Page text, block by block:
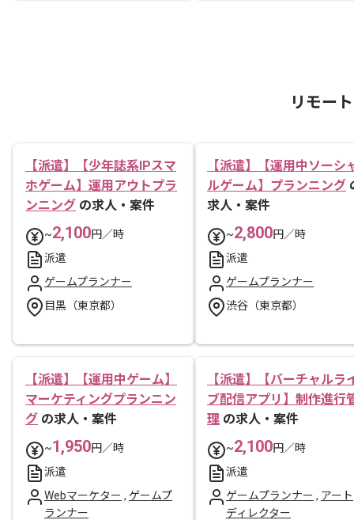
リモー
【派遣】【少年誌系IPスマ
ホゲーム】運用アウトプラ
ンニング の求人・案件
~2,100円／時
派遣
ゲームプランナー
目黒（東京都）
【派遣】【運用中ソーシ
ルゲーム】プランニング
求人・案件
~2,800円／時
派遣
ゲームプランナー
渋谷（東京都）
【派遣】【運用中ゲーム】
マーケティングプランニン
グ の求人・案件
~1,950円／時
派遣
Webマーケター , ゲームプ
ランナー
【派遣】【バーチャルラ
ブ配信アプリ】制作進行
理 の求人・案件
~2,100円／時
派遣
ゲームプランナー , アート
ディレクター